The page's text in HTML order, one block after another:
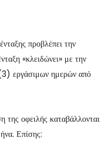
προβλέπει την
«κλειδώνει» με την
εργάσιμων ημερών από
της οφειλής καταβάλλονται
Επίσης: